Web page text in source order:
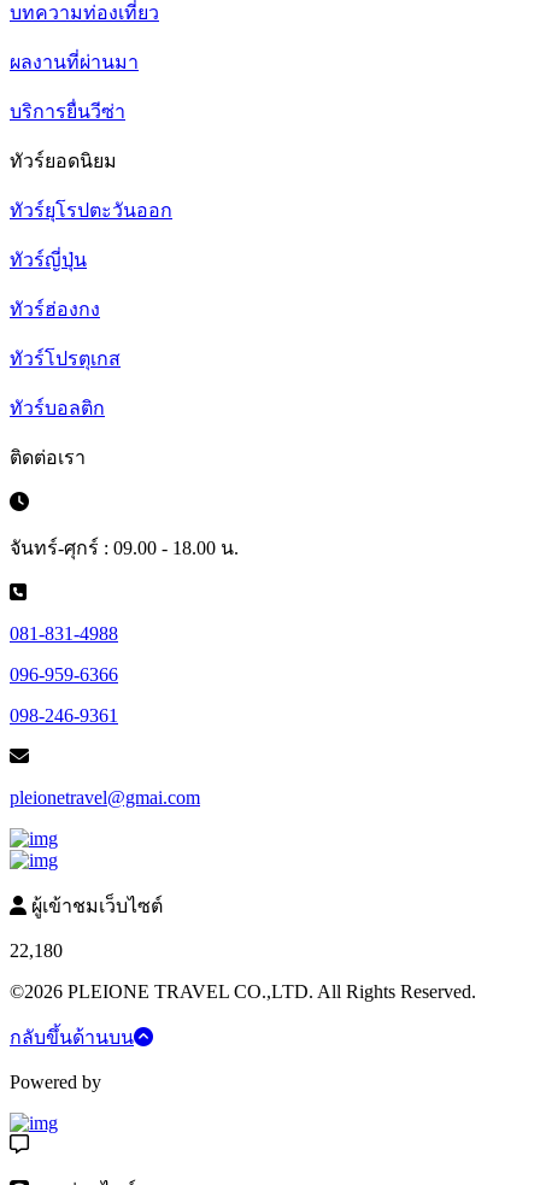
บทความท่องเที่ยว
ผลงานที่ผ่านมา
บริการยื่นวีซ่า
ทัวร์ยอดนิยม
ทัวร์ยุโรปตะวันออก
ทัวร์ญี่ปุ่น
ทัวร์ฮ่องกง
ทัวร์โปรตุเกส
ทัวร์บอลติก
ติดต่อเรา
จันทร์-ศุกร์ : 09.00 - 18.00 น.
081-831-4988
096-959-6366
098-246-9361
pleionetravel@gmai.com
ผู้เข้าชมเว็บไซต์
22,180
©2026 PLEIONE TRAVEL CO.,LTD. All Rights Reserved.
กลับขึ้นด้านบน
Powered by